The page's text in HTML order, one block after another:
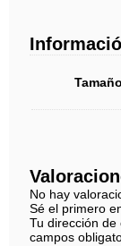
Tamaño
No hay
Sé el primero
Tu dirección
campos